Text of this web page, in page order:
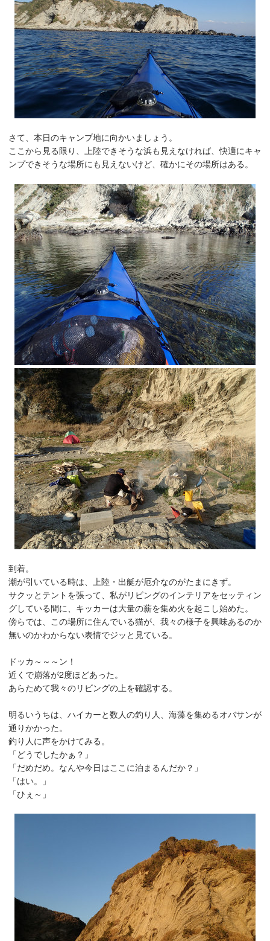
さて、本日のキャンプ地に向かいましょう。
ここから見る限り、上陸できそうな浜も見えなければ、快適にキャ
ンプできそうな場所にも見えないけど、確かにその場所はある。
到着。
潮が引いている時は、上陸・出艇が厄介なのがたまにきず。
サクッとテントを張って、私がリビングのインテリアをセッティン
グしている間に、キッカーは大量の薪を集め火を起こし始めた。
傍らでは、この場所に住んでいる猫が、我々の様子を興味あるのか
無いのかわからない表情でジッと見ている。
ドッカ～～～ン！
近くで崩落が2度ほどあった。
あらためて我々のリビングの上を確認する。
明るいうちは、ハイカーと数人の釣り人、海藻を集めるオバサンが
通りかかった。
釣り人に声をかけてみる。
「どうでしたかぁ？」
「だめだめ。なんや今日はここに泊まるんだか？」
「はい。」
「ひぇ～」